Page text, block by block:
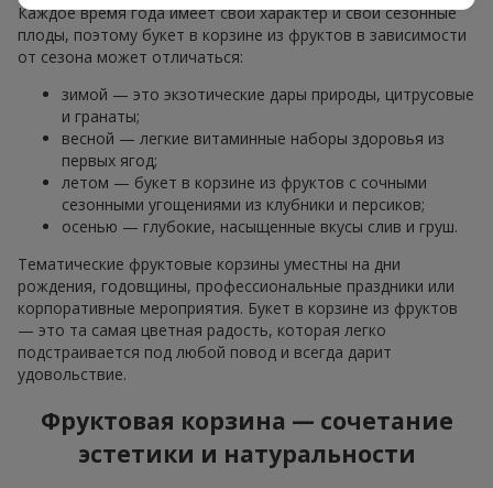
Каждое время года имеет свой характер и свои сезонные
плоды, поэтому букет в корзине из фруктов в зависимости
от сезона может отличаться:
зимой — это экзотические дары природы, цитрусовые
и гранаты;
весной — легкие витаминные наборы здоровья из
первых ягод;
летом — букет в корзине из фруктов с сочными
сезонными угощениями из клубники и персиков;
осенью — глубокие, насыщенные вкусы слив и груш.
Тематические фруктовые корзины уместны на дни
рождения, годовщины, профессиональные праздники или
корпоративные мероприятия. Букет в корзине из фруктов
— это та самая цветная радость, которая легко
подстраивается под любой повод и всегда дарит
удовольствие.
Фруктовая корзина — сочетание
эстетики и натуральности